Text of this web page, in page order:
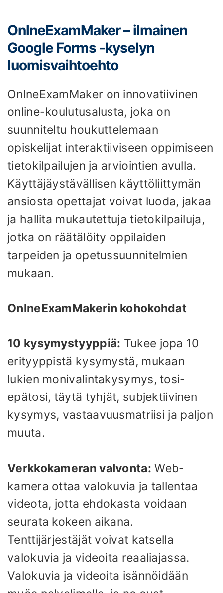
OnlneExamMaker – ilmainen
Google Forms -kyselyn
luomisvaihtoehto
OnlneExamMaker on innovatiivinen
online-koulutusalusta, joka on
suunniteltu houkuttelemaan
opiskelijat interaktiiviseen oppimiseen
tietokilpailujen ja arviointien avulla.
Käyttäjäystävällisen käyttöliittymän
ansiosta opettajat voivat luoda, jakaa
ja hallita mukautettuja tietokilpailuja,
jotka on räätälöity oppilaiden
tarpeiden ja opetussuunnitelmien
mukaan.
OnlneExamMakerin kohokohdat
10 kysymystyyppiä: Tukee jopa 10
erityyppistä kysymystä, mukaan
lukien monivalintakysymys, tosi-
epätosi, täytä tyhjät, subjektiivinen
kysymys, vastaavuusmatriisi ja paljon
muuta.
Verkkokameran valvonta: Web-
kamera ottaa valokuvia ja tallentaa
videota, jotta ehdokasta voidaan
seurata kokeen aikana.
Tenttijärjestäjät voivat katsella
valokuvia ja videoita reaaliajassa.
Valokuvia ja videoita isännöidään